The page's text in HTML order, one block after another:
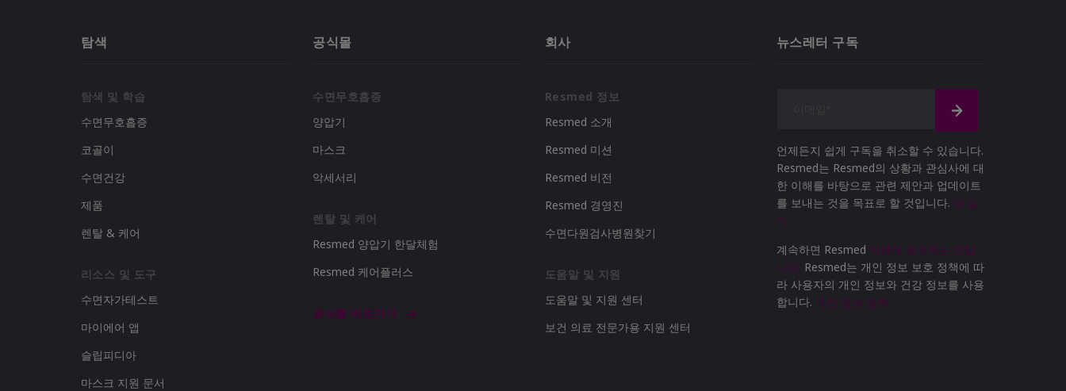
탐색
탐색 및 학습
수면무호흡증
코골이
수면건강
제품
렌탈 & 케어
리소스 및 도구
수면자가테스트
마이에어 앱
슬립피디아
마스크 지원 문서
공식몰
수면무호흡증
양압기
마스크
악세서리
렌탈 및 케어
Resmed 양압기 한달체험
Resmed 케어플러스
공식몰 바로가기
회사
Resmed 정보
Resmed 소개
Resmed 미션
Resmed 비전
Resmed 경영진
수면다원검사병원찾기
도움말 및 지원
도움말 및 지원 센터
보건 의료 전문가용 지원 센터
뉴스레터 구독
언제든지 쉽게 구독을 취소할 수 있습니다.
Resmed는 Resmed의 상황과 관심사에 대
한 이해를 바탕으로 관련 제안과 업데이트
를 보내는 것을 목표로 할 것입니다. 더 읽
기
계속하면 Resmed 약관에 동의하는 것입
니다. Resmed는 개인 정보 보호 정책에 따
라 사용자의 개인 정보와 건강 정보를 사용
합니다. 개인 정보 정책.